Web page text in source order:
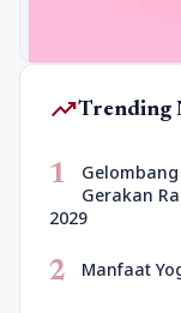
trending_upTrending
1
Gerakan
2029
2 Manfaat